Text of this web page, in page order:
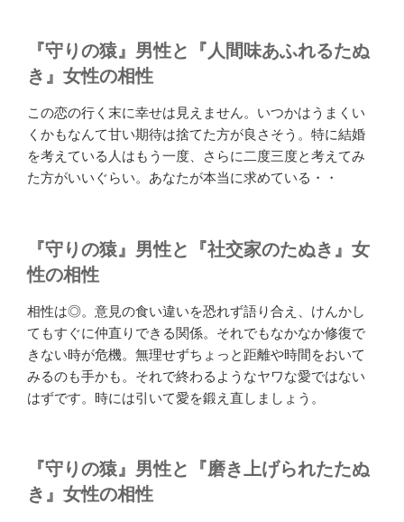
『守りの猿』男性と『人間味あふれるたぬ
き』女性の相性
この恋の行く末に幸せは見えません。いつかはうまくい
くかもなんて甘い期待は捨てた方が良さそう。特に結婚
を考えている人はもう一度、さらに二度三度と考えてみ
た方がいいぐらい。あなたが本当に求めている・・
『守りの猿』男性と『社交家のたぬき』女
性の相性
相性は◎。意見の食い違いを恐れず語り合え、けんかし
てもすぐに仲直りできる関係。それでもなかなか修復で
きない時が危機。無理せずちょっと距離や時間をおいて
みるのも手かも。それで終わるようなヤワな愛ではない
はずです。時には引いて愛を鍛え直しましょう。
『守りの猿』男性と『磨き上げられたたぬ
き』女性の相性